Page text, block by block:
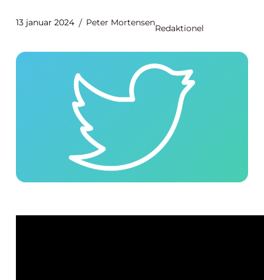
13 januar 2024 Peter Mortensen
Redaktionel